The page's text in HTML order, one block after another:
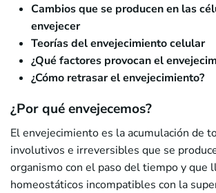
Cambios que se producen en las
envejecer
Teorías del envejecimiento celular
¿Qué factores provocan el
¿Cómo retrasar el envejecimiento?
¿Por qué envejecemos?
El envejecimiento es la acumulación de
involutivos e irreversibles que se
organismo con el paso del tiempo y que
homeostáticos incompatibles con la